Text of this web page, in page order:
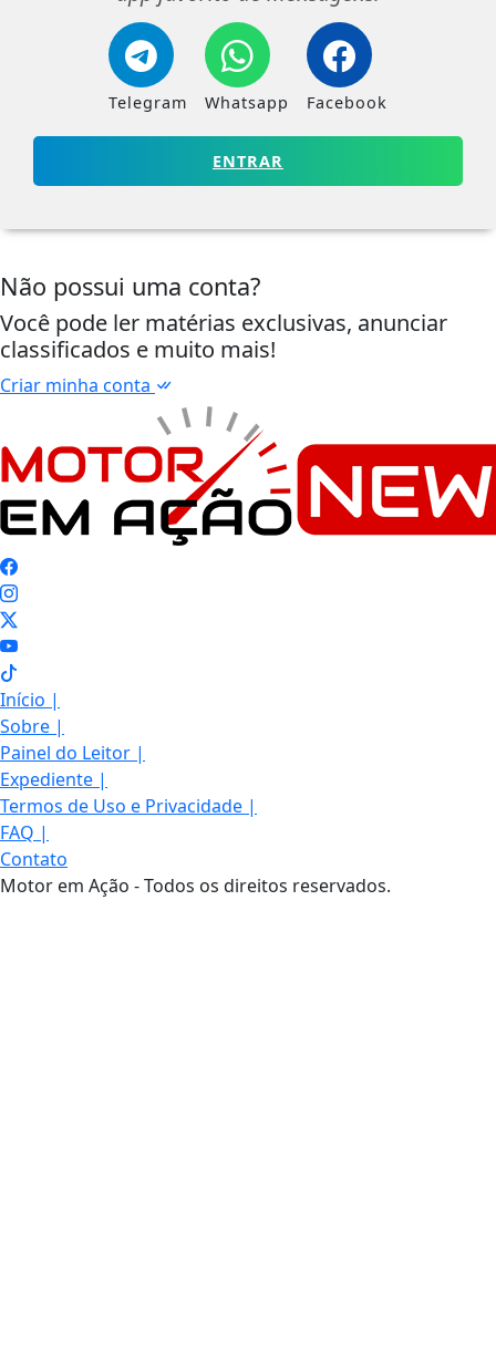
Telegram Whatsapp Facebook
ENTRAR
Não possui uma conta?
Você pode ler matérias exclusivas, anunciar
classificados e muito mais!
Criar minha conta
Início |
Sobre |
Painel do Leitor |
Expediente |
Termos de Uso e Privacidade |
FAQ |
Contato
Motor em Ação - Todos os direitos reservados.